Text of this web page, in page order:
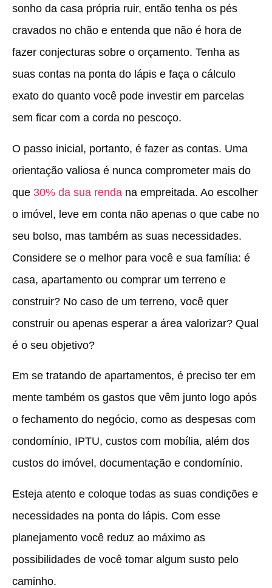
sonho da casa própria ruir, então tenha os pés
cravados no chão e entenda que não é hora de
fazer conjecturas sobre o orçamento. Tenha as
suas contas na ponta do lápis e faça o cálculo
exato do quanto você pode investir em parcelas
sem ficar com a corda no pescoço.
O passo inicial, portanto, é fazer as contas. Uma
orientação valiosa é nunca comprometer mais do
que 30% da sua renda na empreitada. Ao escolher
o imóvel, leve em conta não apenas o que cabe no
seu bolso, mas também as suas necessidades.
Considere se o melhor para você e sua família: é
casa, apartamento ou comprar um terreno e
construir? No caso de um terreno, você quer
construir ou apenas esperar a área valorizar? Qual
é o seu objetivo?
Em se tratando de apartamentos, é preciso ter em
mente também os gastos que vêm junto logo após
o fechamento do negócio, como as despesas com
condomínio, IPTU, custos com mobília, além dos
custos do imóvel, documentação e condomínio.
Esteja atento e coloque todas as suas condições e
necessidades na ponta do lápis. Com esse
planejamento você reduz ao máximo as
possibilidades de você tomar algum susto pelo
caminho.